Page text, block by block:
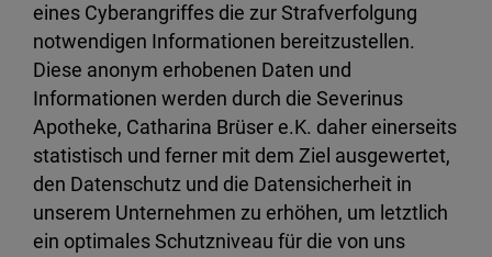
eines Cyberangriffes die zur Strafverfolgung
notwendigen Informationen bereitzustellen.
Diese anonym erhobenen Daten und
Informationen werden durch die Severinus
Apotheke, Catharina Brüser e.K. daher einerseits
statistisch und ferner mit dem Ziel ausgewertet,
den Datenschutz und die Datensicherheit in
unserem Unternehmen zu erhöhen, um letztlich
ein optimales Schutzniveau für die von uns